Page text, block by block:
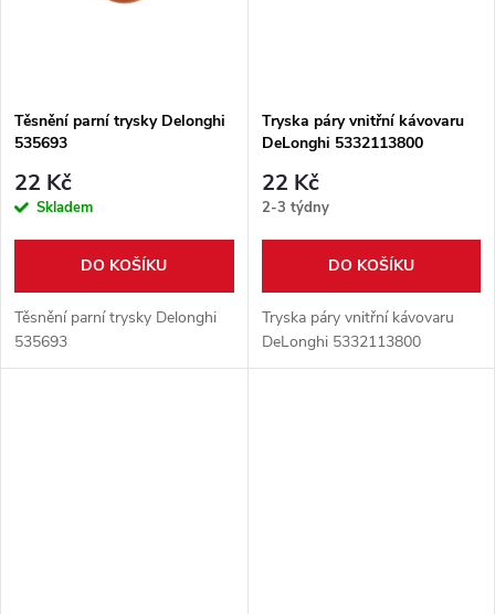
Těsnění parní trysky Delonghi
535693
22 Kč
Skladem
DO KOŠÍKU
Těsnění parní trysky Delonghi
535693
Tryska páry vnitřní kávovaru
DeLonghi 5332113800
22 Kč
2-3 týdny
DO KOŠÍKU
Tryska páry vnitřní kávovaru
DeLonghi 5332113800